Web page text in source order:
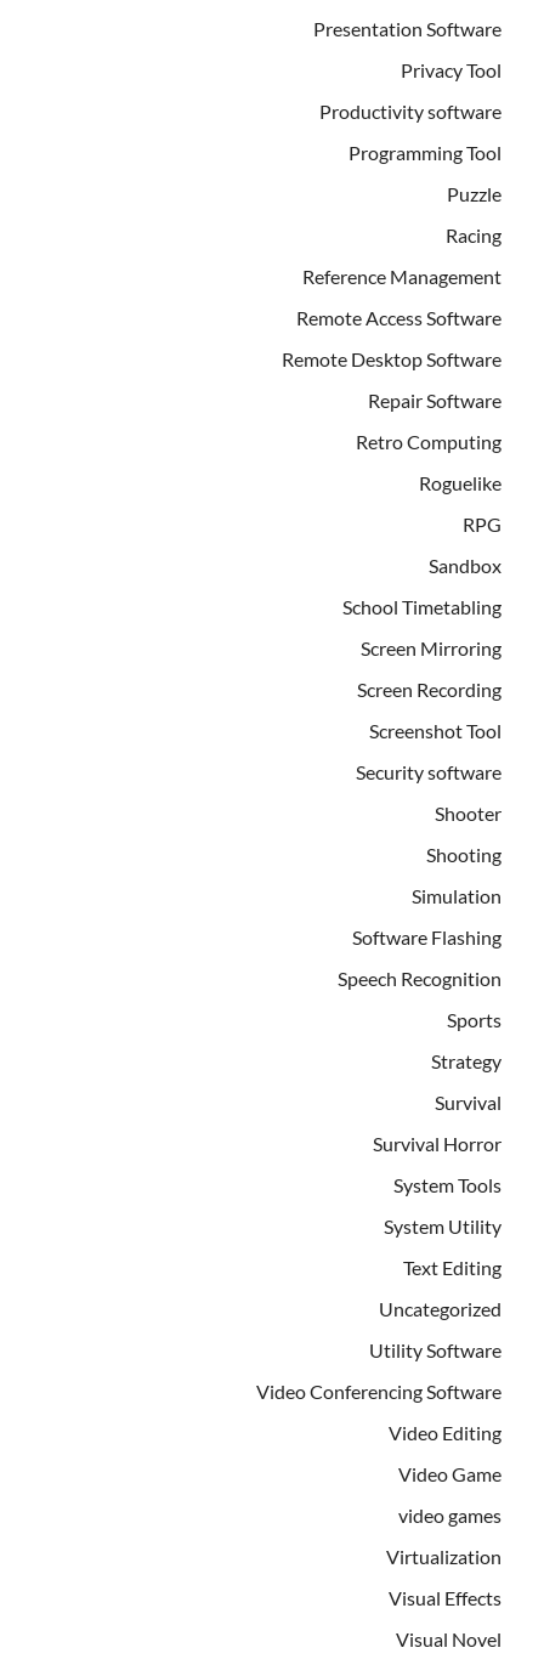
Presentation Software
Privacy Tool
Productivity software
Programming Tool
Puzzle
Racing
Reference Management
Remote Access Software
Remote Desktop Software
Repair Software
Retro Computing
Roguelike
RPG
Sandbox
School Timetabling
Screen Mirroring
Screen Recording
Screenshot Tool
Security software
Shooter
Shooting
Simulation
Software Flashing
Speech Recognition
Sports
Strategy
Survival
Survival Horror
System Tools
System Utility
Text Editing
Uncategorized
Utility Software
Video Conferencing Software
Video Editing
Video Game
video games
Virtualization
Visual Effects
Visual Novel